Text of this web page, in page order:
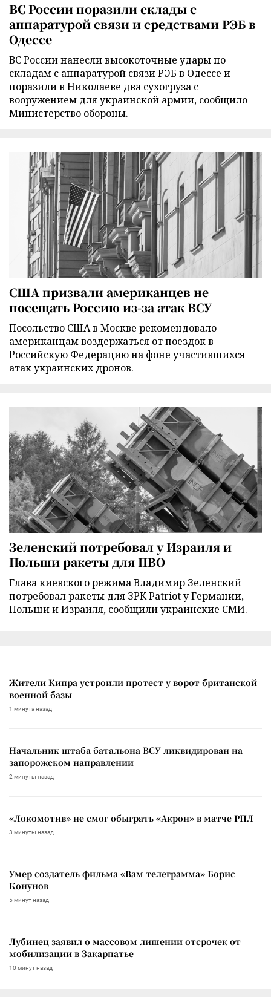
ВС России поразили склады с
аппаратурой связи и средствами РЭБ в
Одессе
ВС России нанесли высокоточные удары по
складам с аппаратурой связи РЭБ в Одессе и
поразили в Николаеве два сухогруза с
вооружением для украинской армии, сообщило
Министерство обороны.
США призвали американцев не
посещать Россию из-за атак ВСУ
Посольство США в Москве рекомендовало
американцам воздержаться от поездок в
Российскую Федерацию на фоне участившихся
атак украинских дронов.
Зеленский потребовал у Израиля и
Польши ракеты для ПВО
Глава киевского режима Владимир Зеленский
потребовал ракеты для ЗРК Patriot у Германии,
Польши и Израиля, сообщили украинские СМИ.
Жители Кипра устроили протест у ворот британской
военной базы
1 минута назад
Начальник штаба батальона ВСУ ликвидирован на
запорожском направлении
2 минуты назад
«Локомотив» не смог обыграть «Акрон» в матче РПЛ
3 минуты назад
Умер создатель фильма «Вам телеграмма» Борис
Конунов
5 минут назад
Лубинец заявил о массовом лишении отсрочек от
мобилизации в Закарпатье
10 минут назад